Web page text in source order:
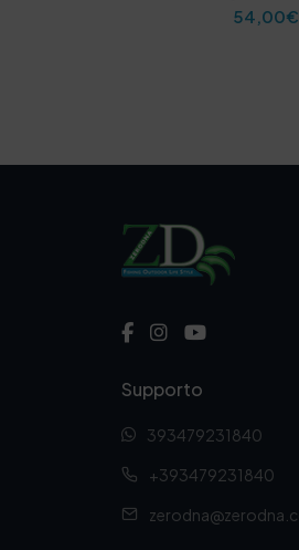
54,00€
Supporto
393479231840
+393479231840